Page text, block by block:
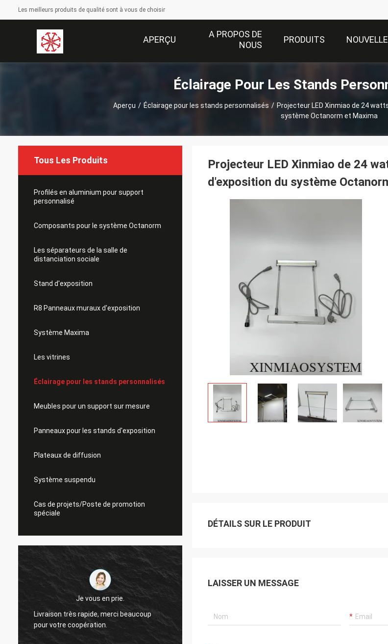
Les meilleurs produits de qualité sont à vous de choisir
APERÇU
A PROPOS DE
NOUS
PRODUITS
Éclairage Pour Les Stands
Aperçu / Éclairage pour les stands personnalisés / Projecteur LED Xinmiao de 24
système Octanorm et Maxima
Tous Les Produits
Profilés en aluminium pour support
personnalisé
Composants pour le système Octanorm
Les séparateurs de la salle de
distanciation sociale
Stand d'exposition
R8 Panneaux muraux d'exposition
Système Maxima
Les vitrines
Éclairage pour les stands personnalisés
Meubles pour un support sur mesure
Panneaux pour les stands d'exposition
Plateaux de diffusion
Système suspendu
Cas de projets/Poste de promotion
spéciale
Je vous en prie.
Livraison très rapide, merci beaucoup
pour votre coopération.
Je me souviendrai toujours de votre
coopération.
Projecteur LED Xinmiao de 24
d'exposition du système
DÉTAILS SUR LE PRODUIT
LAISSER UN MESSAGE